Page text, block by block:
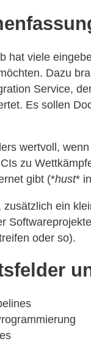
hat viele
Dazu
Service,
Es sollen
wertvoll,
zu
gibt (*hust*
zusätzlich ein
oder so).